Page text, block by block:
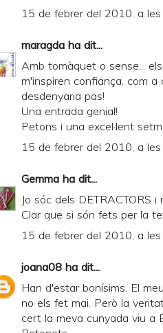
15 de febrer del 2010, a
maragda ha dit...
Amb tomàquet o sense...
m'inspiren confiança, com
desdenyaria pas!
Una entrada genial!
Petons i una excel·lent
15 de febrer del 2010, a
Gemma ha dit...
Jo sóc dels DETRACTORS
Clar que si són fets per la
15 de febrer del 2010, a
joana08 ha dit...
Han d'estar bonísims. El
no els fet mai. Però la
cert la meva cunyada viu a